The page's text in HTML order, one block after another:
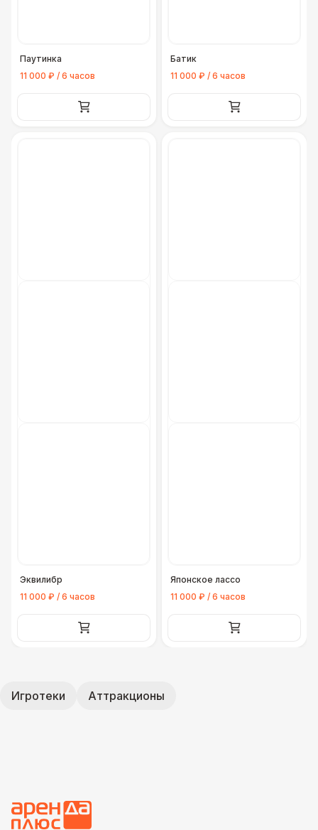
Паутинка
11 000 ₽ / 6 часов
Батик
11 000 ₽ / 6 часов
Эквилибр
11 000 ₽ / 6 часов
Японское лассо
11 000 ₽ / 6 часов
Игротеки Аттракционы